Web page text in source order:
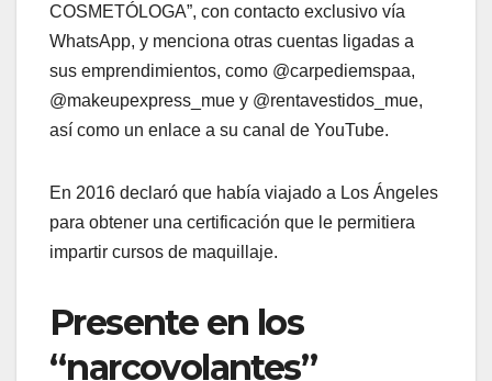
COSMETÓLOGA”, con contacto exclusivo vía
WhatsApp, y menciona otras cuentas ligadas a
sus emprendimientos, como @carpediemspaa,
@makeupexpress_mue y @rentavestidos_mue,
así como un enlace a su canal de YouTube.
En 2016 declaró que había viajado a Los Ángeles
para obtener una certificación que le permitiera
impartir cursos de maquillaje.
Presente en los
“narcovolantes”